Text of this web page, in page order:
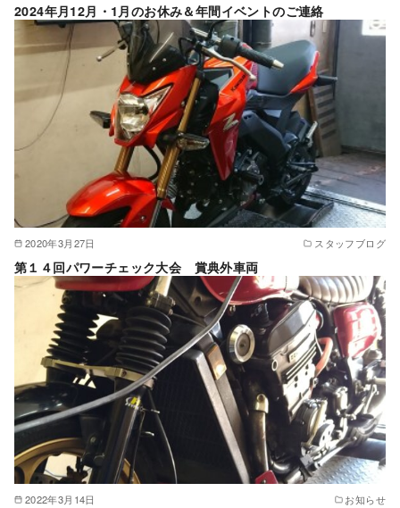
2024年月12月・1月のお休み＆年間イベントのご連絡
2020年3月27日 スタッフブログ
第１４回パワーチェック大会 賞典外車両
2022年3月14日 お知らせ